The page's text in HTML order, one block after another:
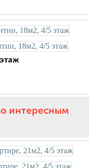
интересным